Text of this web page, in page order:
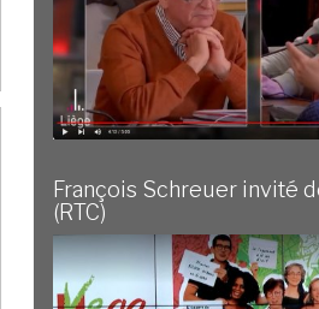
François Schreuer invité
(RTC)